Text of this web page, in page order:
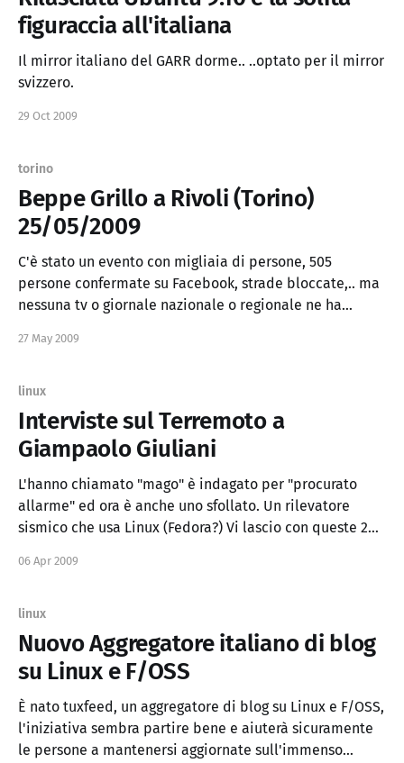
figuraccia all'italiana
Il mirror italiano del GARR dorme.. ..optato per il mirror
svizzero.
29 Oct 2009
torino
Beppe Grillo a Rivoli (Torino)
25/05/2009
C'è stato un evento con migliaia di persone, 505
persone confermate su Facebook, strade bloccate,.. ma
nessuna tv o giornale nazionale o regionale ne ha
Possibile che in Italia la "sagra del peperone" o i
27 May 2009
linux
Interviste sul Terremoto a
Giampaolo Giuliani
L'hanno chiamato "mago" è indagato per "procurato
allarme" ed ora è anche uno sfollato. Un rilevatore
sismico che usa Linux (Fedora?) Vi lascio con queste 2
dopo [2]. http://www.youtube.com/watch?
06 Apr 2009
linux
Nuovo Aggregatore italiano di blog
su Linux e F/OSS
È nato tuxfeed, un aggregatore di blog su Linux e F/OSS,
l'iniziativa sembra partire bene e aiuterà sicuramente
le persone a mantenersi aggiornate sull'immenso